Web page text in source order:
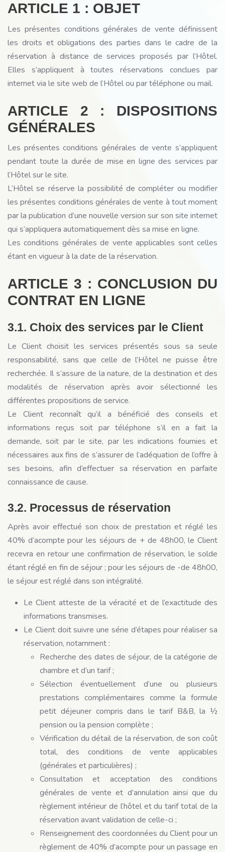
ARTICLE 1 : OBJET
Les présentes conditions générales de vente définissent
les droits et obligations des parties dans le cadre de la
réservation à distance de services proposés par l’Hôtel.
Elles s’appliquent à toutes réservations conclues par
internet via le site web de l’Hôtel ou par téléphone ou mail.
ARTICLE 2 : DISPOSITIONS
GÉNÉRALES
Les présentes conditions générales de vente s’appliquent
pendant toute la durée de mise en ligne des services par
l’Hôtel sur le site.
L’Hôtel se réserve la possibilité de compléter ou modifier
les présentes conditions générales de vente à tout moment
par la publication d’une nouvelle version sur son site internet
qui s’appliquera automatiquement dès sa mise en ligne.
Les conditions générales de vente applicables sont celles
étant en vigueur à la date de la réservation.
ARTICLE 3 : CONCLUSION DU
CONTRAT EN LIGNE
3.1. Choix des services par le Client
Le Client choisit les services présentés sous sa seule
responsabilité, sans que celle de l’Hôtel ne puisse être
recherchée. Il s’assure de la nature, de la destination et des
modalités de réservation après avoir sélectionné les
différentes propositions de service.
Le Client reconnaît qu’il a bénéficié des conseils et
informations reçus soit par téléphone s’il en a fait la
demande, soit par le site, par les indications fournies et
nécessaires aux fins de s’assurer de l’adéquation de l’offre à
ses besoins, afin d’effectuer sa réservation en parfaite
connaissance de cause.
3.2. Processus de réservation
Après avoir effectué son choix de prestation et réglé les
40% d’acompte pour les séjours de + de 48h00, le Client
recevra en retour une confirmation de réservation, le solde
étant réglé en fin de séjour ; pour les séjours de -de 48h00,
le séjour est réglé dans son intégralité.
Le Client atteste de la véracité et de l’exactitude des
informations transmises.
Le Client doit suivre une série d’étapes pour réaliser sa
réservation, notamment :
Recherche des dates de séjour, de la catégorie de
chambre et d’un tarif ;
Sélection éventuellement d’une ou plusieurs
prestations complémentaires comme la formule
petit déjeuner compris dans le tarif B&B, la ½
pension ou la pension complète ;
Vérification du détail de la réservation, de son coût
total, des conditions de vente applicables
(générales et particulières) ;
Consultation et acceptation des conditions
générales de vente et d’annulation ainsi que du
règlement intérieur de l’hôtel et du tarif total de la
réservation avant validation de celle-ci ;
Renseignement des coordonnées du Client pour un
règlement de 40% d’acompte pour un passage en